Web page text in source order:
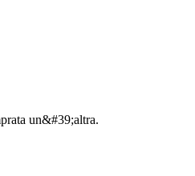
un&#39;altra.